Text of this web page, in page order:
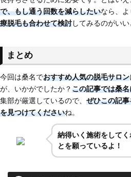
で、もし通う回数を減らしたいなら、
療脱毛も合わせて検討してみるのがいい
まとめ
今回は桑名でおすすめ人気の脱毛サロン
が、いかがでしたか？この記事では桑名
集部が厳選しているので、 ぜひこの記
を見つけてくださいね。
納得いく施術をして
とを願っているよ！